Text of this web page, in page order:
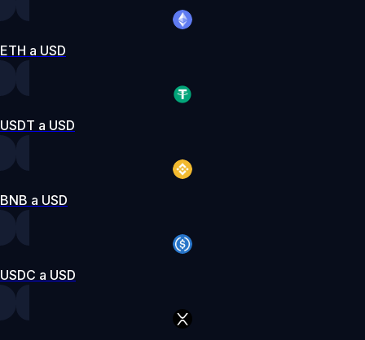
ETH a USD
USDT a USD
BNB a USD
USDC a USD